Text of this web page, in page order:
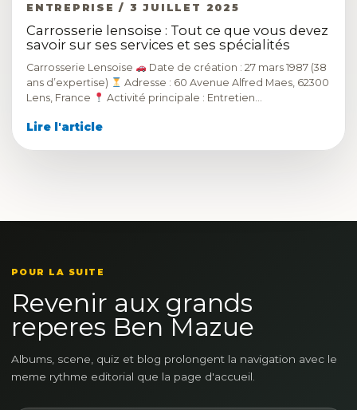
ENTREPRISE / 3 JUILLET 2025
Carrosserie lensoise : Tout ce que vous devez
savoir sur ses services et ses spécialités
Carrosserie Lensoise
Date de création : 27 mars 1987 (38
ans d’expertise)
Adresse : 60 Avenue Alfred Maes, 62300
Lens, France
Activité principale : Entretien…
Lire l'article
POUR LA SUITE
Revenir aux grands
reperes Ben Mazue
Albums, scene, quiz et blog prolongent la navigation avec le
meme rythme editorial que la page d'accueil.